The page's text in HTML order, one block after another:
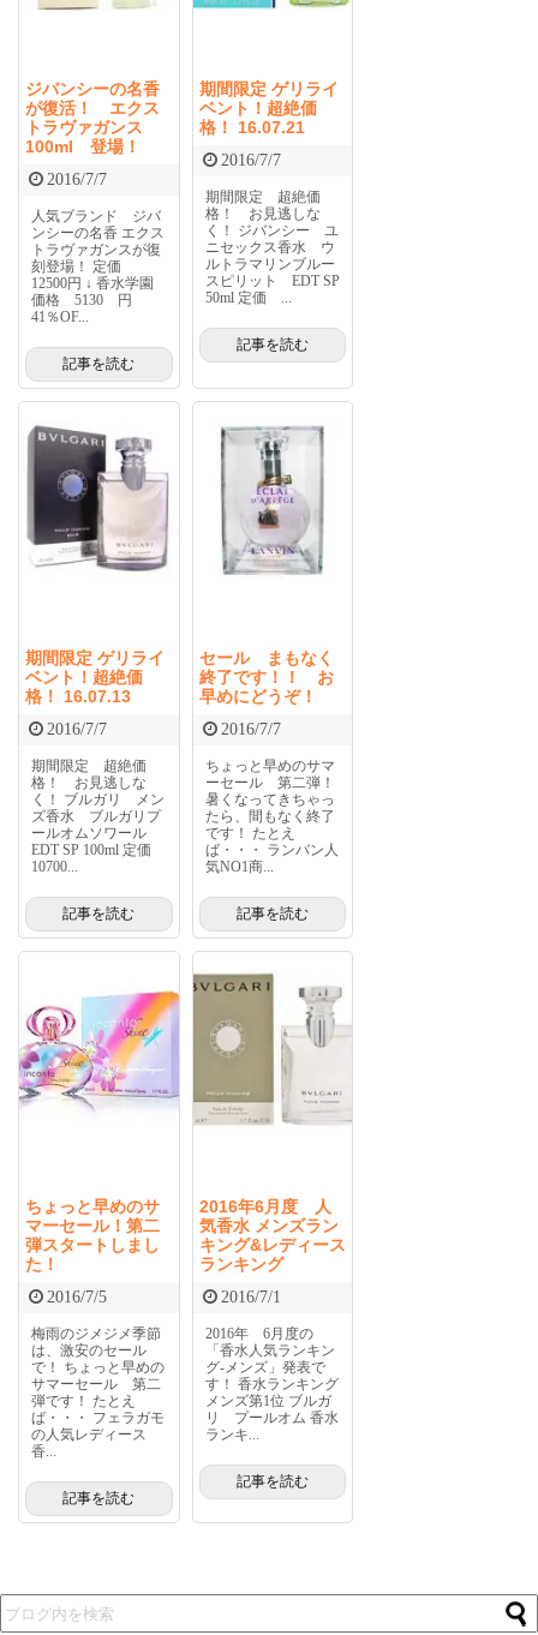
ジバンシーの名香
が復活！ エクス
トラヴァガンス
100ml 登場！
2016/7/7
人気ブランド ジバ
ンシーの名香 エクス
トラヴァガンスが復
刻登場！ 定価
12500円 ↓ 香水学園
価格 5130 円
41％OF...
記事を読む
期間限定 ゲリライ
ベント！超絶価
格！ 16.07.21
2016/7/7
期間限定 超絶価
格！ お見逃しな
く！ ジバンシー ユ
ニセックス香水 ウ
ルトラマリンブルー
スピリット EDT SP
50ml 定価 ...
記事を読む
期間限定 ゲリライ
ベント！超絶価
格！ 16.07.13
2016/7/7
期間限定 超絶価
格！ お見逃しな
く！ ブルガリ メン
ズ香水 ブルガリプ
ールオムソワール
EDT SP 100ml 定価
10700...
記事を読む
セール まもなく
終了です！！ お
早めにどうぞ！
2016/7/7
ちょっと早めのサマ
ーセール 第二弾！
暑くなってきちゃっ
たら、間もなく終了
です！ たとえ
ば・・・ ランバン人
気NO1商...
記事を読む
ちょっと早めのサ
マーセール！第二
弾スタートしまし
た！
2016/7/5
梅雨のジメジメ季節
は、激安のセール
で！ ちょっと早めの
サマーセール 第二
弾です！ たとえ
ば・・・ フェラガモ
の人気レディース
香...
記事を読む
2016年6月度 人
気香水 メンズラン
キング&レディース
ランキング
2016/7/1
2016年 6月度の
「香水人気ランキン
グ-メンズ」発表で
す！ 香水ランキング
メンズ第1位 ブルガ
リ プールオム 香水
ランキ...
記事を読む